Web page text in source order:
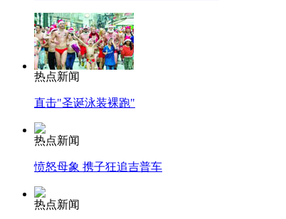
热点新闻
直击"圣诞泳装裸跑"
热点新闻
愤怒母象 携子狂追吉普车
热点新闻